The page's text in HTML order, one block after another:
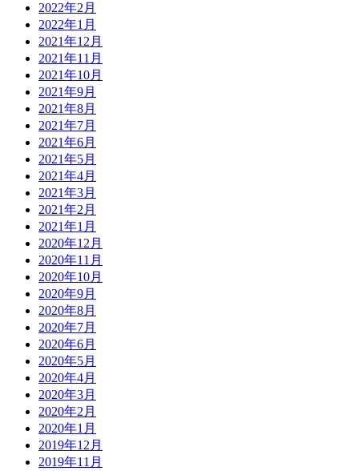
2022年2月
2022年1月
2021年12月
2021年11月
2021年10月
2021年9月
2021年8月
2021年7月
2021年6月
2021年5月
2021年4月
2021年3月
2021年2月
2021年1月
2020年12月
2020年11月
2020年10月
2020年9月
2020年8月
2020年7月
2020年6月
2020年5月
2020年4月
2020年3月
2020年2月
2020年1月
2019年12月
2019年11月